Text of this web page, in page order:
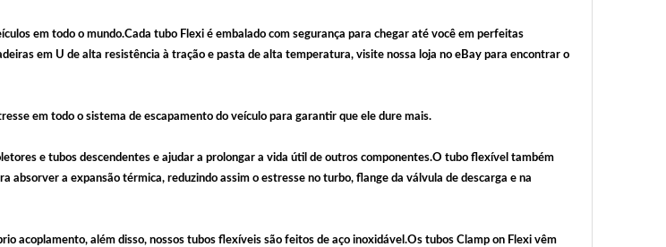
em todo o mundo.Cada tubo Flexi é embalado com segurança para chegar até você em perfeitas
em U de alta resistência à tração e pasta de alta temperatura, visite nossa loja no eBay para encontrar o
em todo o sistema de escapamento do veículo para garantir que ele dure mais.
e tubos descendentes e ajudar a prolongar a vida útil de outros componentes.O tubo flexível também
absorver a expansão térmica, reduzindo assim o estresse no turbo, flange da válvula de descarga e na
acoplamento, além disso, nossos tubos flexíveis são feitos de aço inoxidável.Os tubos Clamp on Flexi vêm